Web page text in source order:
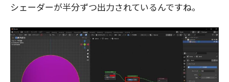
シェーダーが半分ずつ出力されているんですね。